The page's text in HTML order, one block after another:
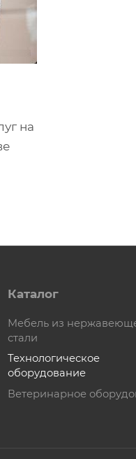
на
Каталог
Мебель из
стали
Технологическое
оборудование
Ветеринарное